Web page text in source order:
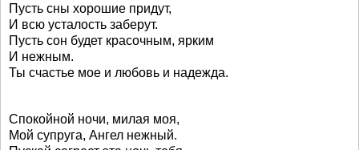
Пусть сны хорошие придут,
И всю усталость заберут.
Пусть сон будет красочным, ярким
И нежным.
Ты счастье мое и любовь и надежда.
Спокойной ночи, милая моя,
Мой супруга, Ангел нежный.